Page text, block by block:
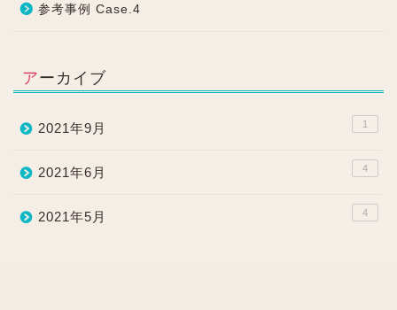
参考事例 Case.4
アーカイブ
2021年9月 1
2021年6月 4
2021年5月 4